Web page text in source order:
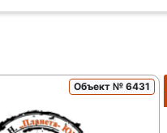
Объект № 6431